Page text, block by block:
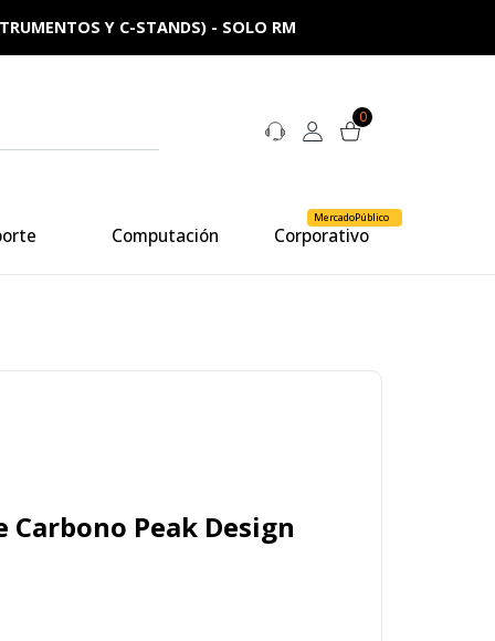
0
Computación Corporativo
MercadoPúblico
Y C-STANDS) - SOLO RM
Carbono Peak Design